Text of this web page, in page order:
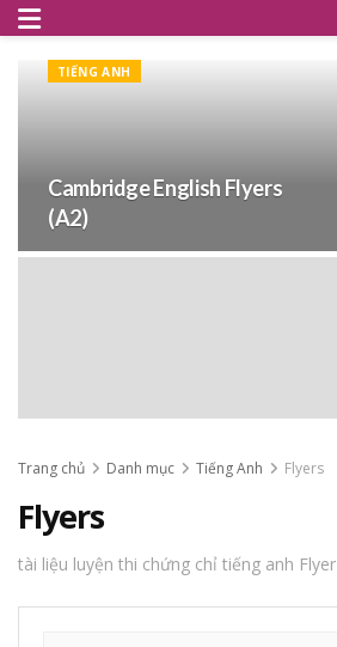
TIẾNG ANH
Cambridge English Flyers
(A2)
Trang chủ Danh mục Tiếng Anh Flyers
Flyers
tài liệu luyện thi chứng chỉ tiếng anh Flyer